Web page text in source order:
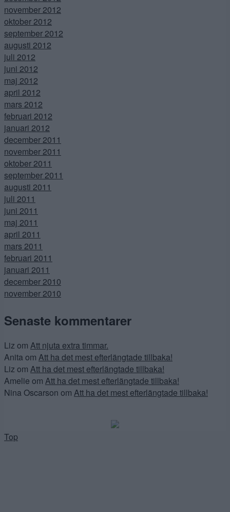
november 2012
oktober 2012
september 2012
augusti 2012
juli 2012
juni 2012
maj 2012
april 2012
mars 2012
februari 2012
januari 2012
december 2011
november 2011
oktober 2011
september 2011
augusti 2011
juli 2011
juni 2011
maj 2011
april 2011
mars 2011
februari 2011
januari 2011
december 2010
november 2010
Senaste kommentarer
Liz om Att njuta extra timmar.
Anitaom Att ha det mest efterlängtade tillbaka!
Liz om Att ha det mest efterlängtade tillbaka!
Amelie om Att ha det mest efterlängtade tillbaka!
Nina Oscarson om Att ha det mest efterlängtade tillbaka!
Top